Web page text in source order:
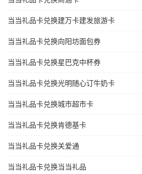
当当礼品卡兑换建万卡建发旅游卡
当当礼品卡兑换向阳坊面包券
当当礼品卡兑换星巴克中杯券
当当礼品卡兑换光明随心订牛奶卡
当当礼品卡兑换城市超市卡
当当礼品卡兑换肯德基卡
当当礼品卡兑换关爱通
当当礼品卡兑换当当礼品